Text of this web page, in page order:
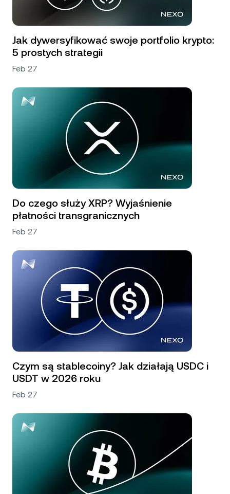
Jak dywersyfikować swoje portfolio krypto:
5 prostych strategii
Feb 27
Do czego służy XRP? Wyjaśnienie
płatności transgranicznych
Feb 27
Czym są stablecoiny? Jak działają USDC i
USDT w 2026 roku
Feb 27